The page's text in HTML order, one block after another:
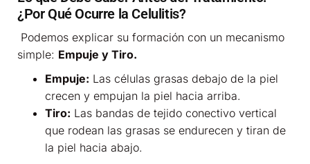
¿Por Qué Ocurre la Celulitis?
Podemos explicar su formación con un mecanismo
simple: Empuje y Tiro.
Empuje: Las células grasas debajo de la piel
crecen y empujan la piel hacia arriba.
Tiro: Las bandas de tejido conectivo vertical
que rodean las grasas se endurecen y tiran de
la piel hacia abajo.